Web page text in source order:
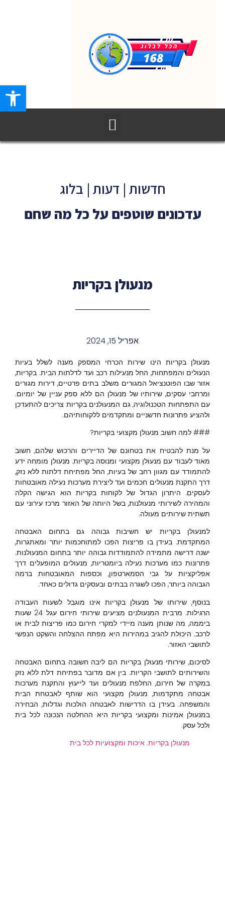
חדשות | דעות | בלוג
עדכונים שוטפים על כל מה שחם
מנעולן בקריות
אפריל 15, 2024
מנעולן בקריות הינו שירות הכרחי המספק מענה לשלל בעיות
הנעולים והמפתחות, החל מנעילות רכב ועד לדלתות הבית. בקריות,
אזור שבו הפוטנציאל המגורים משלב בתים פרטיים, דירות מגורים
ומרחבי עסקים, שירותיו של מנעולן הם ללא ספק עניין של יומיום.
עם התפתחות הטכנולוגיה, גם המנעולנים בקריות צריכים להתעדכן
ולהציע פתרונות חדשניים ומתקדמים ללקוחותיהם.
### למה חשוב מנעולן מקצועי בקריות?
על מנת להבטיח את בטחונם של הדיירים והרכוש שלהם, חשוב
מאוד לעבוד עם מנעולן מקצועי ומנוסה בקריות. מנעולן מומחה ידע
להתמודד עם מגוון רחב של בעיות, החל מפתיחת דלתות ללא נזק,
דרך התקנת מנעולים חכמים ועד ליצירת מערכות נעילה מאובטחות
לעסקים. היתרון הגדול של לקוחות בקריות הוא הגישה הקלה
והמהירה לשירותי מנעולנות, בשל היותה של האזור מרכז עירוני עם
תשתית שירותים מעולה.
למנעולן בקריות יש חשיבות גבוהה גם בתחום האבטחה
המתקדמת. בעידן בו פריצות הפכו למתוחכמות יותר ומאתגרות,
ישנה דרישה מתמידה להתמודדות גבוהה יותר בתחום המנעולנות.
פתרונות כמו מערכות נעילה ביומטריות, מנעולים המופעלים דרך
אפליקציות על גבי הסמארטפון, וכספות המאובטחות ברמה
הגבוהה ביותר, הפכו לשגרה בבתים ובעסקים גדולים כאחד.
בנוסף, שירותו של מנעולן בקריות אינו מוגבל לשעות העבודה
הרגילות. מרבית המנעולנים מציעים שירותי חירום עגל 24 שעות
ביממה, מה שנותן מענה מיידי למקרי חירום כמו פריצות לבית או
לרכב. היכולת להגיב במהירות היא מפתח ההצלחה והשקט הנפשי
לתושבי האזור.
לסיכום, שירותי מנעולן בקריות הם ליבה חשובה בתחום האבטחה
והשירותים לתושבי הקריות. בין אם מדובר בפתיחת דלת ללא נזק
במקרה של חירום, החלפת מנעולים ועד לייעוץ והתקנת מערכות
אבטחה מתקדמות, מנעולן מקצועי הוא שותף לאבטחת הבית
והמשפחה. בעידן בו הדרישות לאבטחה הולכות וגדלות, הבחירה
במנעולן אמינות ומקצועי בקריות היא ההחלטה הנכונה לכל בית
ולכל עסק.
מנעולן בקריות: איכות ומקצועיות לכל בית
פתח